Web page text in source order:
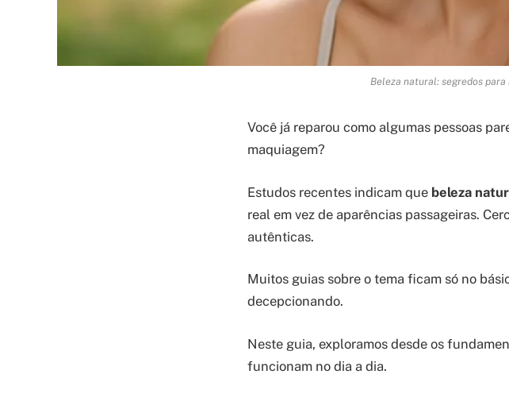
Beleza natural: segredos
Você já reparou como algumas pessoas
maquiagem?
Estudos recentes indicam que beleza
real em vez de aparências passageiras.
autênticas.
Muitos guias sobre o tema ficam só no
decepcionando.
Neste guia, exploramos desde os
funcionam no dia a dia.